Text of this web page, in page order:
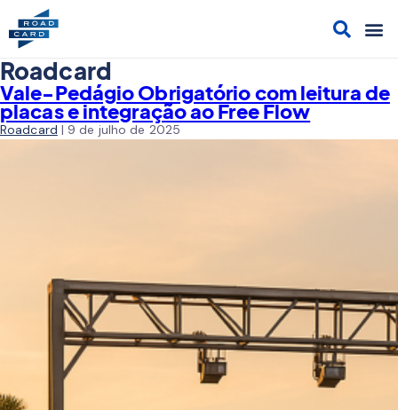
Roadcard
Vale-Pedágio Obrigatório com leitura de
placas e integração ao Free Flow
Roadcard | 9 de julho de 2025